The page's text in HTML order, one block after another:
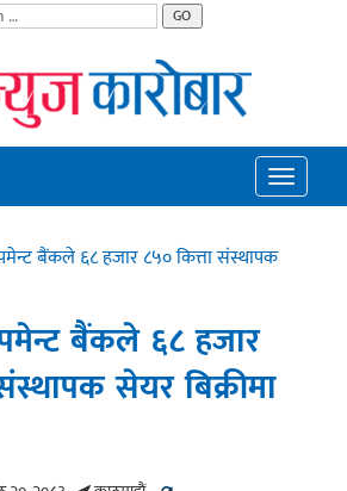
GO
Toggle
बैंकले ६८ हजार ८५० कित्ता संस्थापक
बैंकले ६८ हजार
सेयर बिक्रीमा